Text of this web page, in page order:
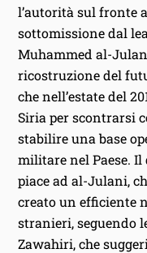
l’autorità sul fronte
sottomissione dal
Muhammed al-
ricostruzione del
che nell’estate del
Siria per scontrarsi
stabilire una base
militare nel Paese.
piace ad al-Julani,
creato un efficiente
stranieri, seguendo
Zawahiri, che